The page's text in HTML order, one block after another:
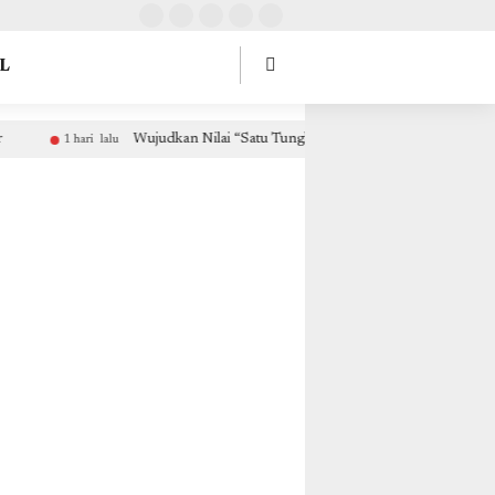
{ theme: "light", lang: "id" }, }); });
1 hari lalu Wujudkan Nilai “Satu Tungku Tiga Batu”, Umat Katolik